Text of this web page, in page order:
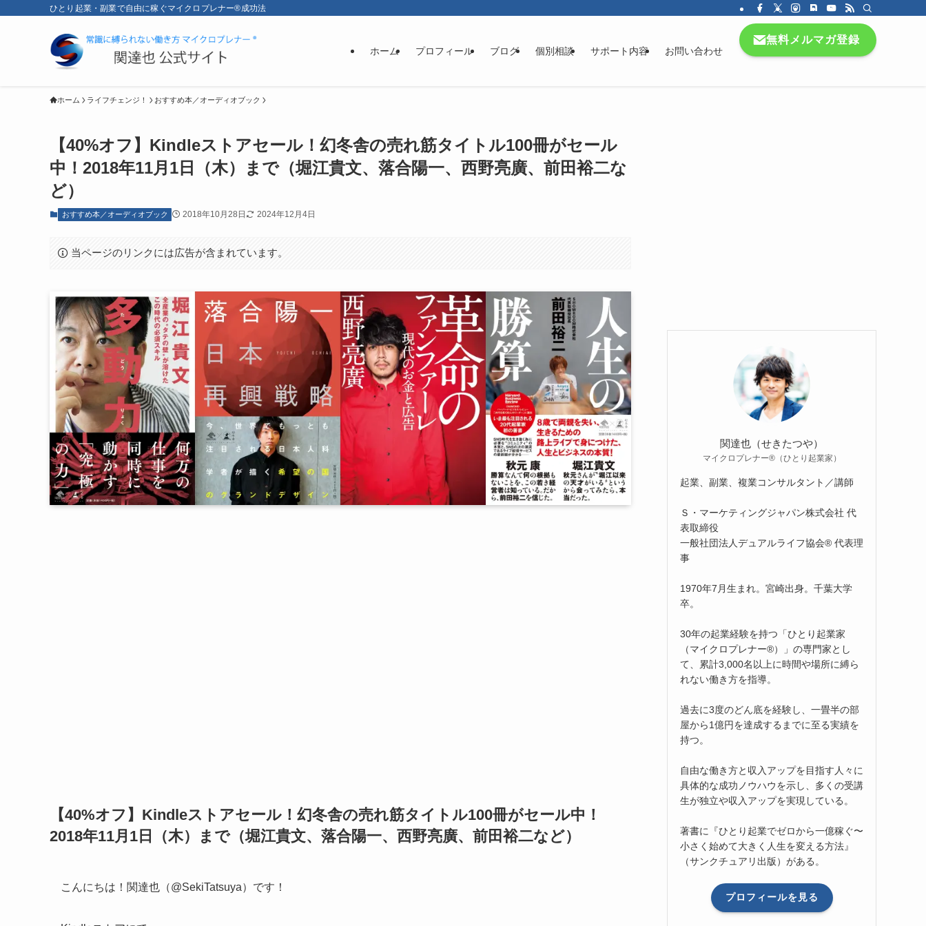
ひとり起業・副業で自由に稼ぐマイクロプレナー®成功法
ホーム プロフィール ブログ 個別相談 サポート内容 お問い合わせ
無料メルマガ登録
ホーム ライフチェンジ！ おすすめ本／オーディオブック
【40%オフ】Kindleストアセール！幻冬舎の売れ筋タイトル100冊がセール
中！2018年11月1日（木）まで（堀江貴文、落合陽一、西野亮廣、前田裕二な
ど）
おすすめ本／オーディオブック 2018年10月28日 2024年12月4日
当ページのリンクには広告が含まれています。
【40%オフ】Kindleストアセール！幻冬舎の売れ筋タイトル100冊がセール中！
2018年11月1日（木）まで（堀江貴文、落合陽一、西野亮廣、前田裕二など）
こんにちは！関達也（@SekiTatsuya）です！
関達也（せきたつや）
マイクロプレナー®（ひとり起業家）
起業、副業、複業コンサルタント／講師
Ｓ・マーケティングジャパン株式会社 代
表取締役
一般社団法人デュアルライフ協会® 代表理
事
1970年7月生まれ。宮崎出身。千葉大学
卒。
30年の起業経験を持つ「ひとり起業家
（マイクロプレナー®）」の専門家とし
て、累計3,000名以上に時間や場所に縛ら
れない働き方を指導。
過去に3度のどん底を経験し、一畳半の部
屋から1億円を達成するまでに至る実績を
持つ。
自由な働き方と収入アップを目指す人々に
具体的な成功ノウハウを示し、多くの受講
生が独立や収入アップを実現している。
著書に『ひとり起業でゼロから一億稼ぐ〜
小さく始めて大きく人生を変える方法』
（サンクチュアリ出版）がある。
プロフィールを見る